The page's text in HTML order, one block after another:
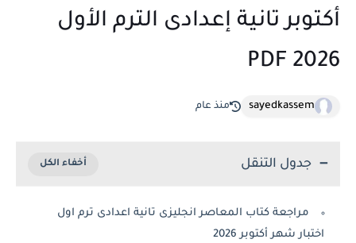
أكتوبر تانية إعدادى الترم الأول
2026 PDF
sayedkassem منذ عام
جدول التنقل
مراجعة كتاب المعاصر انجليزى تانية اعدادى ترم اول
اختبار شهر أكتوبر 2026